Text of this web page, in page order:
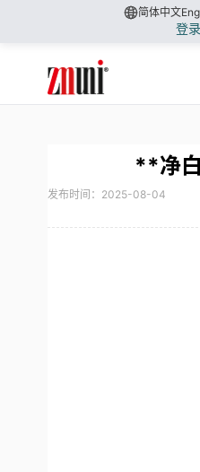
简体中文
登录
**净
发布时间：2025-08-04